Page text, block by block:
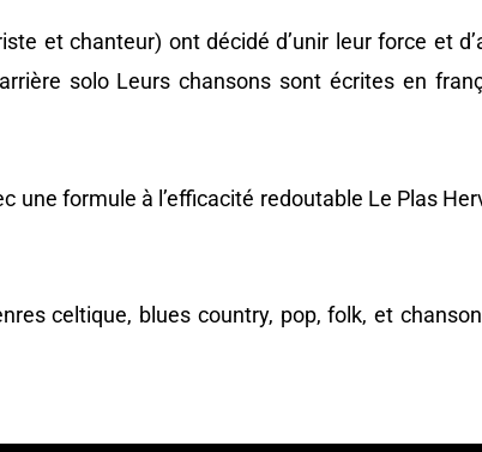
et chanteur) ont décidé d’unir leur force et
solo Leurs chansons sont écrites en
formule à l’efficacité redoutable Le Plas
celtique, blues country, pop, folk, et